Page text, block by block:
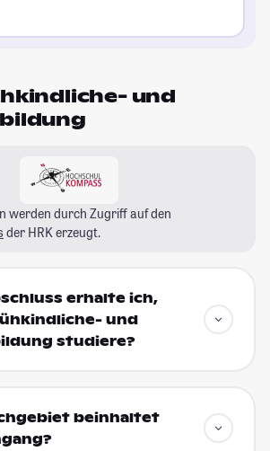
und
werden durch Zugriff auf den
der HRK erzeugt.
erhalte ich,
und
studiere?
beinhaltet